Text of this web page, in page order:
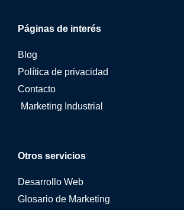
Otros servicios
Desarrollo Web
Glosario de Marketing
Páginas de interés
Blog
Política de privacidad
Contacto
Marketing Industrial